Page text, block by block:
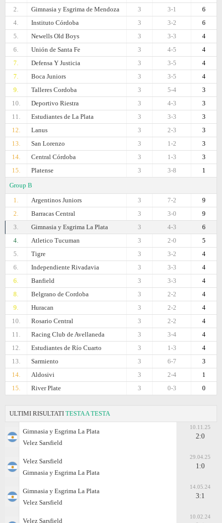
2.
Gimnasia y Esgrima de Mendoza 6
3-1
3
4.
Instituto Córdoba 6
3-2
3
5.
Newells Old Boys 4
3-3
3
6.
Unión de Santa Fe 4
4-5
3
7.
Defensa Y Justicia 4
3-5
3
7.
Boca Juniors 4
3-5
3
9.
Talleres Cordoba 3
5-4
3
10.
Deportivo Riestra 3
4-3
3
11.
Estudiantes de La Plata 3
3-3
3
12.
Lanus 3
2-3
3
13.
San Lorenzo 3
1-2
3
14.
Central Córdoba 3
1-3
3
15.
Platense 1
3-8
3
Group B
1.
Argentinos Juniors 9
7-2
3
2.
Barracas Central 9
3-0
3
3.
Gimnasia y Esgrima La Plata 6
4-3
3
4.
Atletico Tucuman 5
2-0
3
5.
Tigre 4
3-2
3
6.
Independiente Rivadavia 4
3-3
3
6.
Banfield 4
3-3
3
8.
Belgrano de Cordoba 4
2-2
3
9.
Huracan 4
2-2
3
10.
Rosario Central 4
2-2
3
11.
Racing Club de Avellaneda 4
3-4
3
12.
Estudiantes de Río Cuarto 4
1-3
3
13.
Sarmiento 3
6-7
3
14.
Aldosivi 1
2-4
3
15.
River Plate 0
0-3
3
ULTIMI RISULTATI TESTA A TESTA
Gimnasia y Esgrima La Plata
Velez Sarsfield
10.11.25
2:0
Velez Sarsfield
Gimnasia y Esgrima La Plata
29.04.25
1:0
Gimnasia y Esgrima La Plata
Velez Sarsfield
14.05.24
3:1
Velez Sarsfield
10.02.24